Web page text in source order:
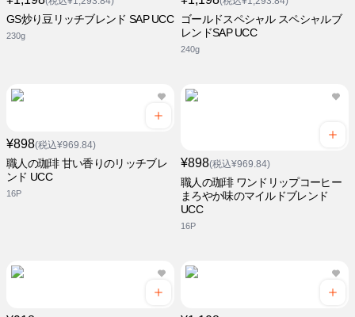
GS炒り豆リッチブレンド SAP UCC
230g
ゴールドスペシャル スペシャルブ
レンドSAP UCC
240g
¥898(税込¥969.84)
職人の珈琲 甘い香りのリッチブレ
ンド UCC
16P
¥898(税込¥969.84)
職人の珈琲 ワンドリップコーヒー
まろやか味のマイルドブレンド
UCC
16P